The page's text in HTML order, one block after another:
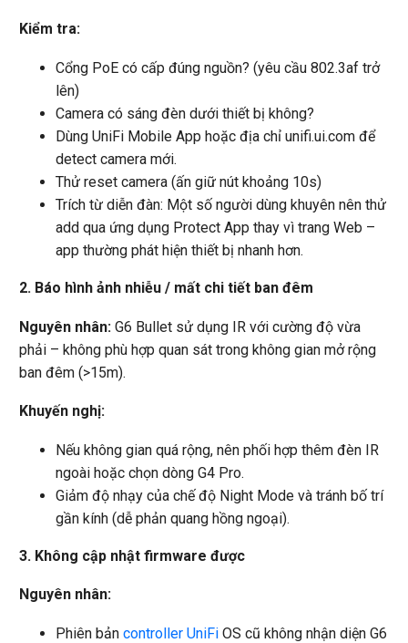
Kiểm tra:
Cổng PoE có cấp đúng nguồn? (yêu cầu 802.3af trở
lên)
Camera có sáng đèn dưới thiết bị không?
Dùng UniFi Mobile App hoặc địa chỉ unifi.ui.com để
detect camera mới.
Thử reset camera (ấn giữ nút khoảng 10s)
Trích từ diễn đàn: Một số người dùng khuyên nên thử
add qua ứng dụng Protect App thay vì trang Web –
app thường phát hiện thiết bị nhanh hơn.
2. Báo hình ảnh nhiễu / mất chi tiết ban đêm
Nguyên nhân: G6 Bullet sử dụng IR với cường độ vừa
phải – không phù hợp quan sát trong không gian mở rộng
ban đêm (>15m).
Khuyến nghị:
Nếu không gian quá rộng, nên phối hợp thêm đèn IR
ngoài hoặc chọn dòng G4 Pro.
Giảm độ nhạy của chế độ Night Mode và tránh bố trí
gần kính (dễ phản quang hồng ngoại).
3. Không cập nhật firmware được
Nguyên nhân:
Phiên bản controller UniFi OS cũ không nhận diện G6